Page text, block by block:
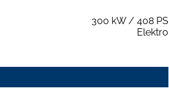
300 kW / 408 PS
Elektro